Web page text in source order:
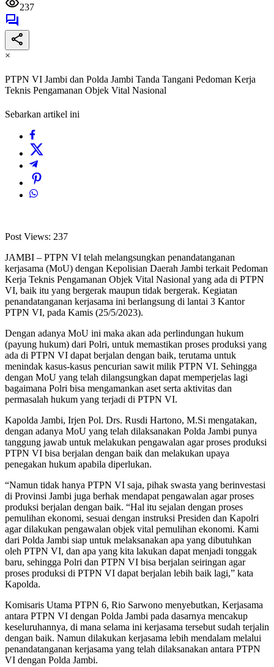
237
×
PTPN VI Jambi dan Polda Jambi Tanda Tangani Pedoman Kerja
Teknis Pengamanan Objek Vital Nasional
Sebarkan artikel ini
Post Views: 237
JAMBI – PTPN VI telah melangsungkan penandatanganan
kerjasama (MoU) dengan Kepolisian Daerah Jambi terkait Pedoman
Kerja Teknis Pengamanan Objek Vital Nasional yang ada di PTPN
VI, baik itu yang bergerak maupun tidak bergerak. Kegiatan
penandatanganan kerjasama ini berlangsung di lantai 3 Kantor
PTPN VI, pada Kamis (25/5/2023).
Dengan adanya MoU ini maka akan ada perlindungan hukum
(payung hukum) dari Polri, untuk memastikan proses produksi yang
ada di PTPN VI dapat berjalan dengan baik, terutama untuk
menindak kasus-kasus pencurian sawit milik PTPN VI. Sehingga
dengan MoU yang telah dilangsungkan dapat memperjelas lagi
bagaimana Polri bisa mengamankan aset serta aktivitas dan
permasalah hukum yang terjadi di PTPN VI.
Kapolda Jambi, Irjen Pol. Drs. Rusdi Hartono, M.Si mengatakan,
dengan adanya MoU yang telah dilaksanakan Polda Jambi punya
tanggung jawab untuk melakukan pengawalan agar proses produksi
PTPN VI bisa berjalan dengan baik dan melakukan upaya
penegakan hukum apabila diperlukan.
“Namun tidak hanya PTPN VI saja, pihak swasta yang berinvestasi
di Provinsi Jambi juga berhak mendapat pengawalan agar proses
produksi berjalan dengan baik. “Hal itu sejalan dengan proses
pemulihan ekonomi, sesuai dengan instruksi Presiden dan Kapolri
agar dilakukan pengawalan objek vital pemulihan ekonomi. Kami
dari Polda Jambi siap untuk melaksanakan apa yang dibutuhkan
oleh PTPN VI, dan apa yang kita lakukan dapat menjadi tonggak
baru, sehingga Polri dan PTPN VI bisa berjalan seiringan agar
proses produksi di PTPN VI dapat berjalan lebih baik lagi,” kata
Kapolda.
Komisaris Utama PTPN 6, Rio Sarwono menyebutkan, Kerjasama
antara PTPN VI dengan Polda Jambi pada dasarnya mencakup
keseluruhannya, di mana selama ini kerjasama tersebut sudah terjalin
dengan baik. Namun dilakukan kerjasama lebih mendalam melalui
penandatanganan kerjasama yang telah dilaksanakan antara PTPN
VI dengan Polda Jambi.